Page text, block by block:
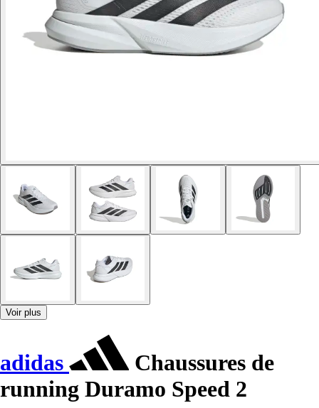
Voir plus
adidas
Chaussures de
running Duramo Speed 2